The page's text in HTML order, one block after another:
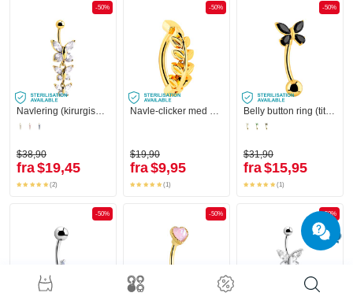
-50%
$38,90
fra$19,45
(2)
-50%
$19,90
fra$9,95
(1)
-50%
Belly button ring (titanium, gold, shiny finish) med sommerfugldesign og krystallsteiner
$31,90
fra$15,95
(1)
-50% -50% -50%